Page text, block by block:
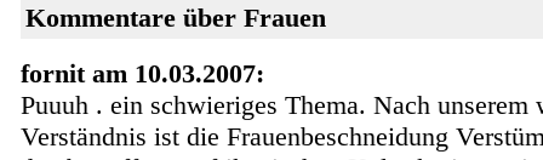
Kommentare über Frauen
fornit am 10.03.2007:
Puuuh . ein schwieriges Thema. Nach unserem
Verständnis ist die Frauenbeschneidung